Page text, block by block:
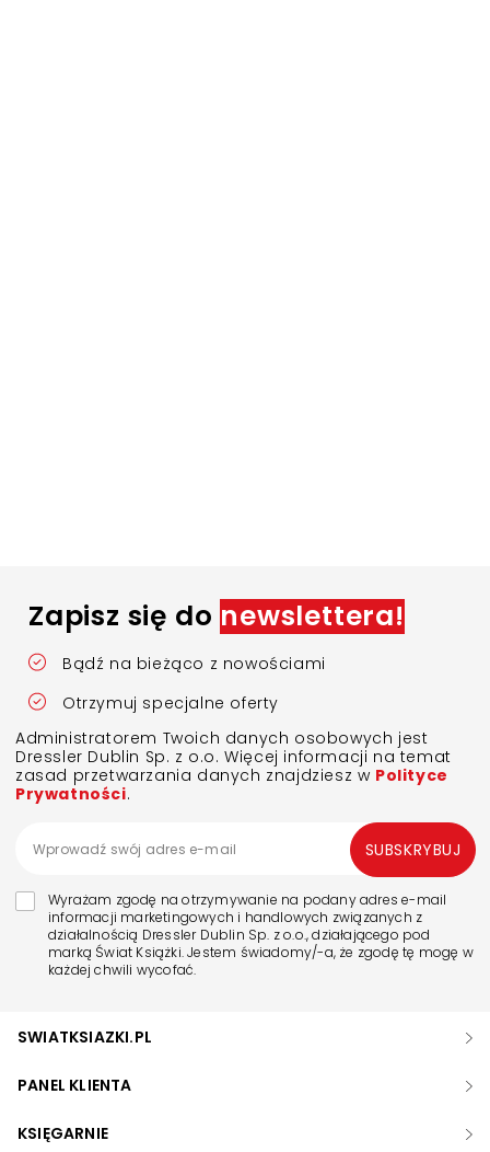
Zapisz się do newslettera!
Bądź na bieżąco z nowościami
Otrzymuj specjalne oferty
Administratorem Twoich danych osobowych jest
Dressler Dublin Sp. z o.o. Więcej informacji na temat
zasad przetwarzania danych znajdziesz w Polityce
Prywatności.
Wyrażam zgodę na otrzymywanie na podany adres e-mail
informacji marketingowych i handlowych związanych z
działalnością Dressler Dublin Sp. z o.o., działającego pod
marką Świat Książki. Jestem świadomy/-a, że zgodę tę mogę w
każdej chwili wycofać.
SUBSKRYBUJ
SWIATKSIAZKI.PL
PANEL KLIENTA
KSIĘGARNIE